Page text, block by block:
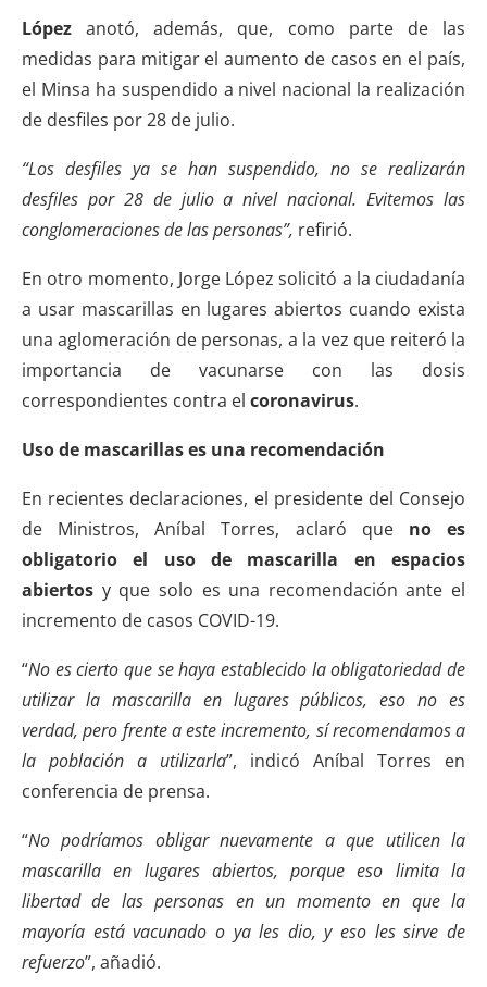
López anotó, además, que, como parte de las
medidas para mitigar el aumento de casos en el país,
el Minsa ha suspendido a nivel nacional la realización
de desfiles por 28 de julio.
“Los desfiles ya se han suspendido, no se realizarán
desfiles por 28 de julio a nivel nacional. Evitemos las
conglomeraciones de las personas”, refirió.
En otro momento, Jorge López solicitó a la ciudadanía
a usar mascarillas en lugares abiertos cuando exista
una aglomeración de personas, a la vez que reiteró la
importancia de vacunarse con las dosis
correspondientes contra el coronavirus.
Uso de mascarillas es una recomendación
En recientes declaraciones, el presidente del Consejo
de Ministros, Aníbal Torres, aclaró que no es
obligatorio el uso de mascarilla en espacios
abiertos y que solo es una recomendación ante el
incremento de casos COVID-19.
“No es cierto que se haya establecido la obligatoriedad de
utilizar la mascarilla en lugares públicos, eso no es
verdad, pero frente a este incremento, sí recomendamos a
la población a utilizarla”, indicó Aníbal Torres en
conferencia de prensa.
“No podríamos obligar nuevamente a que utilicen la
mascarilla en lugares abiertos, porque eso limita la
libertad de las personas en un momento en que la
mayoría está vacunado o ya les dio, y eso les sirve de
refuerzo”, añadió.